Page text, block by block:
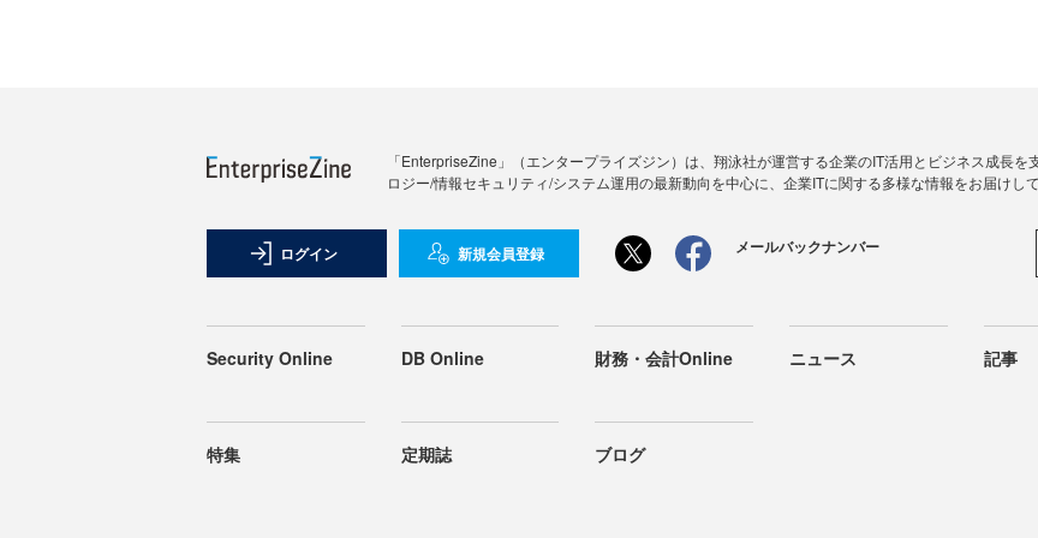
「EnterpriseZine」（エンタープライズジン）は、翔泳社が運営する企業のIT活用とビジネス成長
ロジー/情報セキュリティ/システム運用の最新動向を中心に、企業ITに関する多様な情報をお届けして
ログイン 新規会員登録 メールバックナンバー
Security Online DB Online 財務・会計Online ニュース 記事
特集 定期誌 ブログ